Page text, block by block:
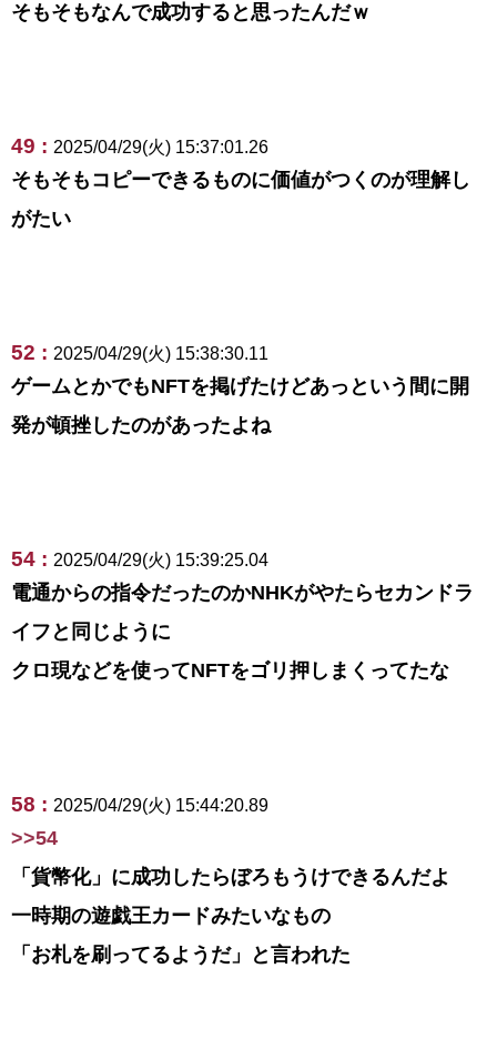
そもそもなんで成功すると思ったんだｗ
49 : 2025/04/29(火) 15:37:01.26
そもそもコピーできるものに価値がつくのが理解し
がたい
52 : 2025/04/29(火) 15:38:30.11
ゲームとかでもNFTを掲げたけどあっという間に開
発が頓挫したのがあったよね
54 : 2025/04/29(火) 15:39:25.04
電通からの指令だったのかNHKがやたらセカンドラ
イフと同じように
クロ現などを使ってNFTをゴリ押しまくってたな
58 : 2025/04/29(火) 15:44:20.89
>>54
「貨幣化」に成功したらぼろもうけできるんだよ
一時期の遊戯王カードみたいなもの
「お札を刷ってるようだ」と言われた